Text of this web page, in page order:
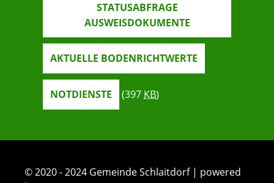
STATUSABFRAGE
AUSWEISDOKUMENTE
AKTUELLE BODENRICHTWERTE
NOTDIENSTE (397 KB)
© 2020 - 2024 Gemeinde Schlaitdorf | powered